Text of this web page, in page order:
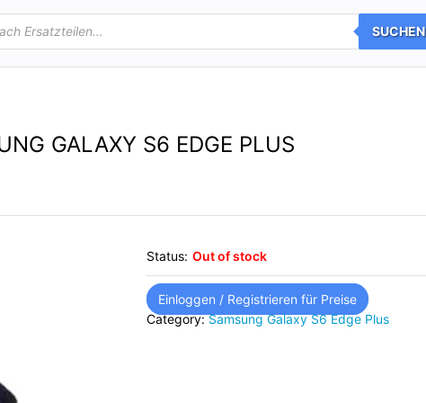
SUCHEN
GALAXY S6 EDGE PLUS
Status: Out of stock
Einloggen / Registrieren für Preise
Category:Samsung Galaxy S6 Edge Plus